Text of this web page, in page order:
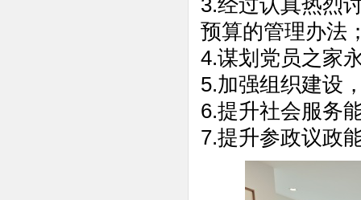
3.经过认真热烈
预算的管理办法
4.谋划党员之家
5.加强组织建设
6.提升社会服务
7.提升参政议政